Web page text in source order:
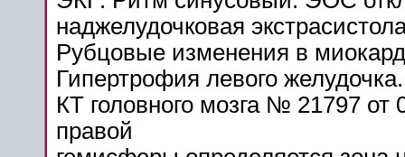
наджелудочковая
Рубцовые изменения в
Гипертрофия левого желудочка.
КТ головного мозга № 21797 от
правой